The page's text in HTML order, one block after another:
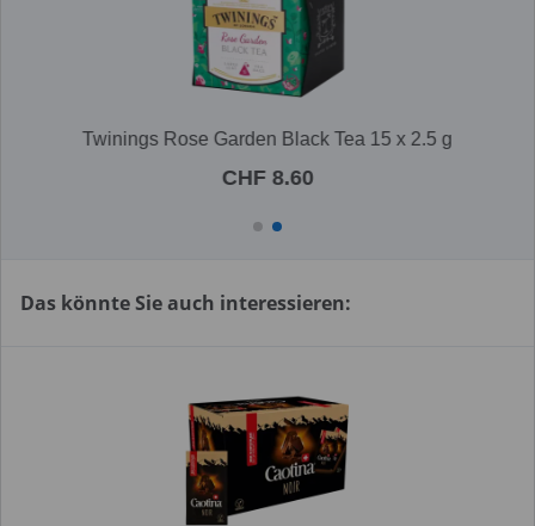
Twinings Rose Garden Black Tea 15 x 2.5 g
CHF 8.60
Das könnte Sie auch interessieren: